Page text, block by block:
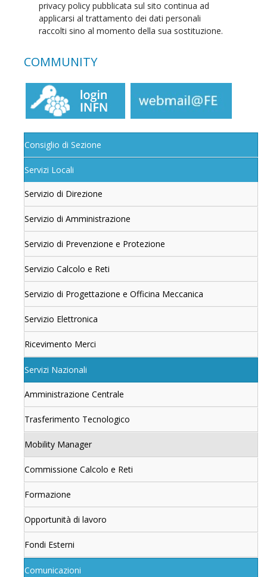
privacy policy pubblicata sul sito continua ad
applicarsi al trattamento dei dati personali
raccolti sino al momento della sua sostituzione.
COMMUNITY
Consiglio di Sezione
Servizi Locali
Servizio di Direzione
Servizio di Amministrazione
Servizio di Prevenzione e Protezione
Servizio Calcolo e Reti
Servizio di Progettazione e Officina Meccanica
Servizio Elettronica
Ricevimento Merci
Servizi Nazionali
Amministrazione Centrale
Trasferimento Tecnologico
Mobility Manager
Commissione Calcolo e Reti
Formazione
Opportunità di lavoro
Fondi Esterni
Comunicazioni